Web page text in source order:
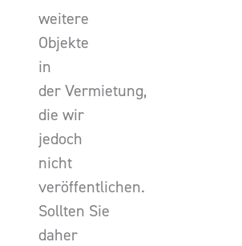
weitere
Objekte
in
der Vermietung,
die wir
jedoch
nicht
veröffentlichen.
Sollten Sie
daher